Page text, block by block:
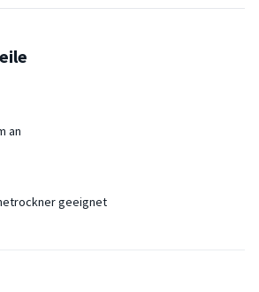
an
geeignet